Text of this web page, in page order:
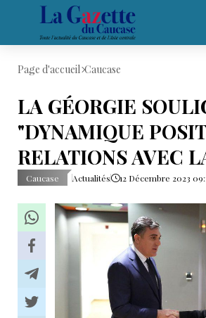
Page d'accueil Caucase
LA GÉORGIE
"DYNAMIQUE
RELATIONS AVEC
Caucase Actualités 12 Décembre 2023